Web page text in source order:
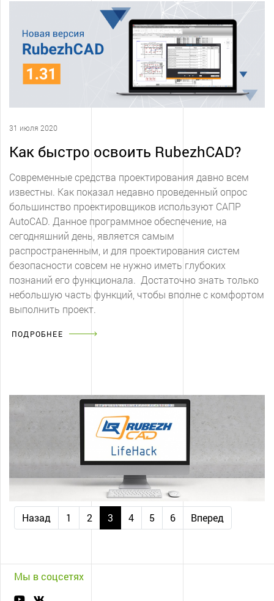
31 июля 2020
Как быстро освоить RubezhCAD?
Современные средства проектирования давно всем
известны. Как показал недавно проведенный опрос
большинство проектировщиков используют САПР
AutoCAD. Данное программное обеспечение, на
сегодняшний день, является самым
распространенным, и для проектирования систем
безопасности совсем не нужно иметь глубоких
познаний его функционала. Достаточно знать только
небольшую часть функций, чтобы вполне с комфортом
выполнить проект.
ПОДРОБНЕЕ
Назад 1 2 3 4 5 6 Вперед
Мы в соцсетях